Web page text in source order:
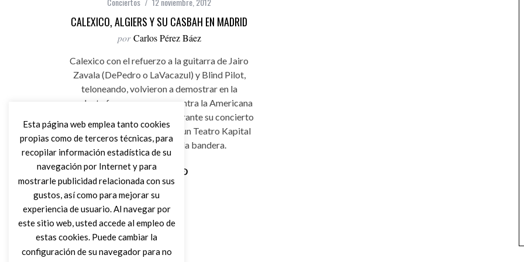
CALEXICO, ALGIERS Y SU CASBAH EN MADRID
por Carlos Pérez Báez
Calexico con el refuerzo a la guitarra de Jairo
Zavala (DePedro o LaVacazul) y Blind Pilot,
teloneando, volvieron a demostrar en la
excelente forma que se encuentra la Americana
Music en estos momentos, durante su concierto
el pasado 9 de noviembre en un Teatro Kapital
de Madrid, lleno hasta la bandera.
Leer Más
Esta página web emplea tanto cookies
propias como de terceros técnicas, para
recopilar información estadística de su
navegación por Internet y para
mostrarle publicidad relacionada con sus
gustos, así como para mejorar su
experiencia de usuario. Al navegar por
este sitio web, usted accede al empleo de
estas cookies. Puede cambiar la
configuración de su navegador para no